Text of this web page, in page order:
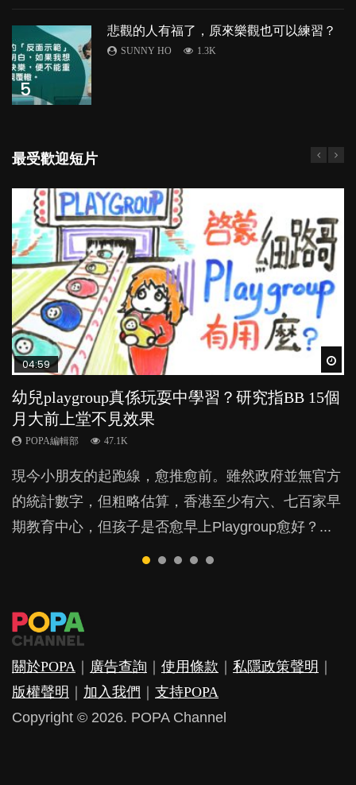
5
悲觀的人有福了，原來樂觀也可以練習？
SUNNY HO 1.3K
最受歡迎短片
04:59
幼兒playgroup真係玩耍中學習？研究指BB 15個
月大前上堂不見效果
POPA編輯部 47.1K
現今小朋友的起跑線，愈推愈前。雖然政府並無官方
的統計數字，但粗略估算，香港至少有六、七百家早
期教育中心，但孩子是否愈早上Playgroup愈好？...
03:39
幼稚園遊戲課 如何刺激幼兒自發學習取代獎勵
與懲罰？
POPA編輯部 33.1K
由美國學者所創的 tools of the mind 課程，學生以遊
戲方式學習，學術能力和自制能力亦明顯比其他小朋
友優勝，到底這課程有何特別之處？...
03:02
老公患產後憂鬱症對BB的影響
POPA編輯部 15.9K
鬱，影響日常生活，嚴重的甚至會有自殺，或傷害小
朋友的念頭。但為何爸爸患上產後抑鬱往往難以察
覺？...
04:06
全職好？在職好？｜全職媽媽與在職媽媽的壓
力與價值
POPA編輯部 25.8K
許多媽媽心底可能都有一刻掙扎過：究竟全職好，還
是在職好。雖說每個家庭都有自己的獨特狀況和考慮
因素，但原來全職和在職媽媽所養育的子女其實都各
03:41
BB口腔期乜都放入口，父母該制止還是放手？
POPA編輯部 25.5K
成吮手指的習慣，大個就很難戒，但原來一刀切阻止
他們放東西入口，隨時會影響孩子的身心發展？...
關於POPA ｜ 廣告查詢 ｜ 使用條款 ｜ 私隱政策聲明 ｜
版權聲明 ｜ 加入我們 ｜ 支持POPA
Copyright © 2026. POPA Channel